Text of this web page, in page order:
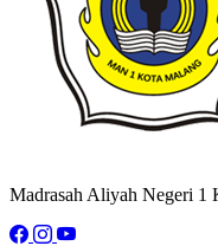
Madrasah Aliyah Negeri 1